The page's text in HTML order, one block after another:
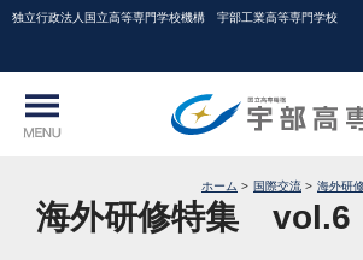
独立行政法人国立高等専門学校機構 宇部工業高等専門学校
ホーム 国際交流 海外研
海外研修特集 vol.6